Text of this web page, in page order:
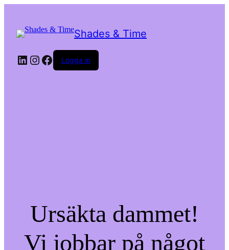
Shades & Time
LinkedIn
Instagram
Facebook
Logga in
Ursäkta dammet!
Vi jobbar på något